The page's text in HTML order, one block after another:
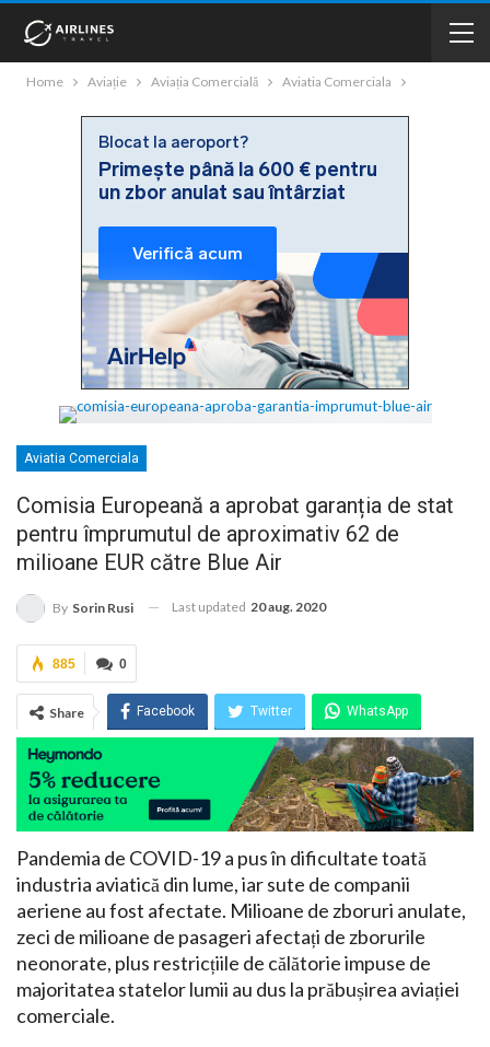
Home Aviație Aviația Comercială Aviatia Comerciala
Aviatia Comerciala
Comisia Europeană a aprobat garanția de stat
pentru împrumutul de aproximativ 62 de
milioane EUR către Blue Air
By Sorin Rusi Last updated 20 aug. 2020
0
885
Share Facebook Twitter WhatsApp
Pinterest
Pandemia de COVID-19 a pus în dificultate toată
industria aviatică din lume, iar sute de companii
aeriene au fost afectate. Milioane de zboruri anulate,
zeci de milioane de pasageri afectați de zborurile
neonorate, plus restricțiile de călătorie impuse de
majoritatea statelor lumii au dus la prăbușirea aviației
comerciale.